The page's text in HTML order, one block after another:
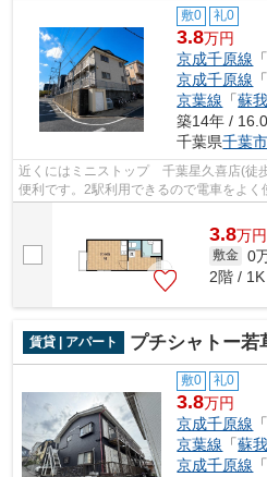
敷0 礼0
3.8万円
京成千原線 「
京成千原線
京葉線 「蘇我
築14年 /
千葉県千葉
近くにはミニストップ 千葉星久喜店(徒
便利です。2駅利用できるので電車をよ
3.8万円
敷金 0
2階 /
賃貸 | アパート プチシャトー若
敷0 礼0
3.8万円
京成千原線 「
京葉線 「蘇我
京成千原線